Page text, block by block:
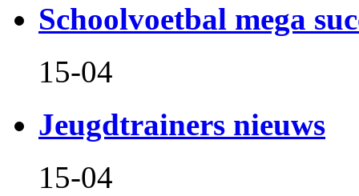
Schoolvoetbal mega
15-04
Jeugdtrainers nieuws
15-04